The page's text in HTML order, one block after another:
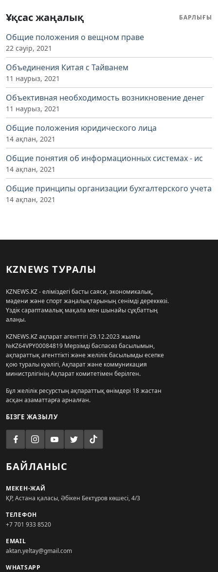
Ұқсас жаңалық БАРЛЫҒЫ
Общие положения о вещном праве
22 сәуір, 2021
Объединения Китая с Тайванем
11 наурыз, 2021
Объективная необходимость возникновение денег
11 наурыз, 2021
Общие положения юридического лица
14 ақпан, 2021
Общие понятия об информационных системах - ис
14 ақпан, 2021
Общие принципы организации бухгалтерского учета
14 ақпан, 2021
KZNEWS ТУРАЛЫ
KZNEWS.KZ - еліміздегі басты саяси, экономикалық,
мәдени және спорт жаңалықтарының сенімді дереккөзі.
Үздік сараптамалық мақала мен шынайы сұқбаттың
алаңы.
KZNEWS.KZ ақпарат агенттігі 29.12.2023 жылғы
№KZ64VPY00084819 Мерзімді баспасөз басылымын,
ақпараттық агенттікті және желілік басылымды есепке
қою туралы куәлігі, Ақпарат және коммуникация
министрлігінің Ақпарат комитетімен берілген.
Бұл желілік ресурстың ақпараттық өнімдері 18 жастан
асқан азаматтарға арналған.
БІЗГЕ ЖАЗЫЛУ
БАЙЛАНЫС
МЕКЕН-ЖАЙ
ҚР, Астана қаласы, Әбікен Бектұров көшесі, 4/3
ТЕЛЕФОН
+7 701 933 8520
EMAIL
aktan.yeltay@gmail.com
WHATSAPP